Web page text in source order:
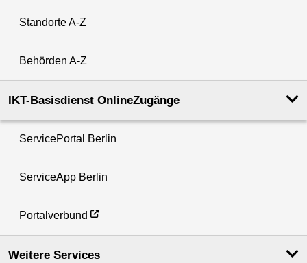
Standorte A-Z
Behörden A-Z
IKT-Basisdienst OnlineZugänge
ServicePortal Berlin
ServiceApp Berlin
Portalverbund
Weitere Services